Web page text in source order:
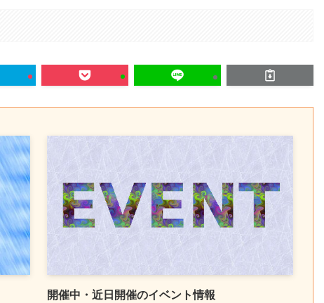
開催中・近日開催のイベント情報